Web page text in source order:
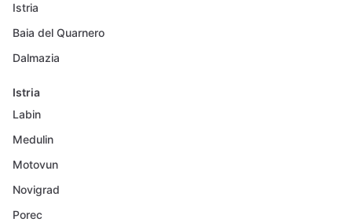
Istria
Baia del Quarnero
Dalmazia
Istria
Labin
Medulin
Motovun
Novigrad
Porec